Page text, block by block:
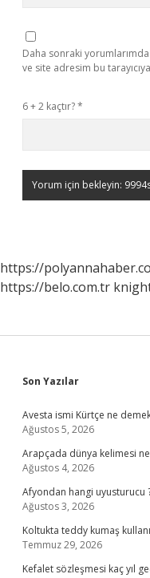
Daha sonraki
ve site adresim bu
6 + 2 kaçtır?*
https://
https://belo.com.tr
Sidebar
Son Yazılar
Avesta ismi Kürtçe ne
Ağustos 5, 2026
Arapçada dünya kelimesi
Ağustos 4, 2026
Afyondan hangi uyusturucu
Ağustos 3, 2026
Koltukta teddy kumaş
Temmuz 29, 2026
Kefalet sözleşmesi kaç yıl